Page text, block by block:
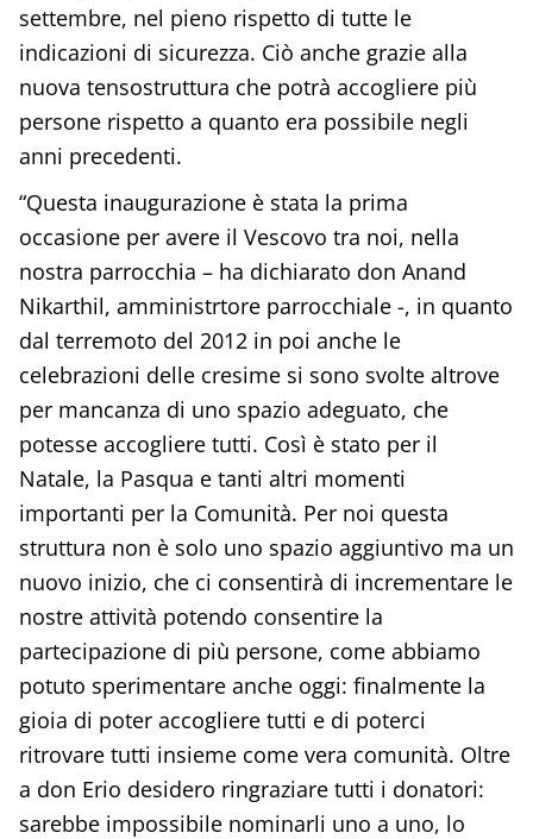
settembre, nel pieno rispetto di tutte le
indicazioni di sicurezza. Ciò anche grazie alla
nuova tensostruttura che potrà accogliere più
persone rispetto a quanto era possibile negli
anni precedenti.
“Questa inaugurazione è stata la prima
occasione per avere il Vescovo tra noi, nella
nostra parrocchia – ha dichiarato don Anand
Nikarthil, amministrtore parrocchiale -, in quanto
dal terremoto del 2012 in poi anche le
celebrazioni delle cresime si sono svolte altrove
per mancanza di uno spazio adeguato, che
potesse accogliere tutti. Così è stato per il
Natale, la Pasqua e tanti altri momenti
importanti per la Comunità. Per noi questa
struttura non è solo uno spazio aggiuntivo ma un
nuovo inizio, che ci consentirà di incrementare le
nostre attività potendo consentire la
partecipazione di più persone, come abbiamo
potuto sperimentare anche oggi: finalmente la
gioia di poter accogliere tutti e di poterci
ritrovare tutti insieme come vera comunità. Oltre
a don Erio desidero ringraziare tutti i donatori:
sarebbe impossibile nominarli uno a uno, lo